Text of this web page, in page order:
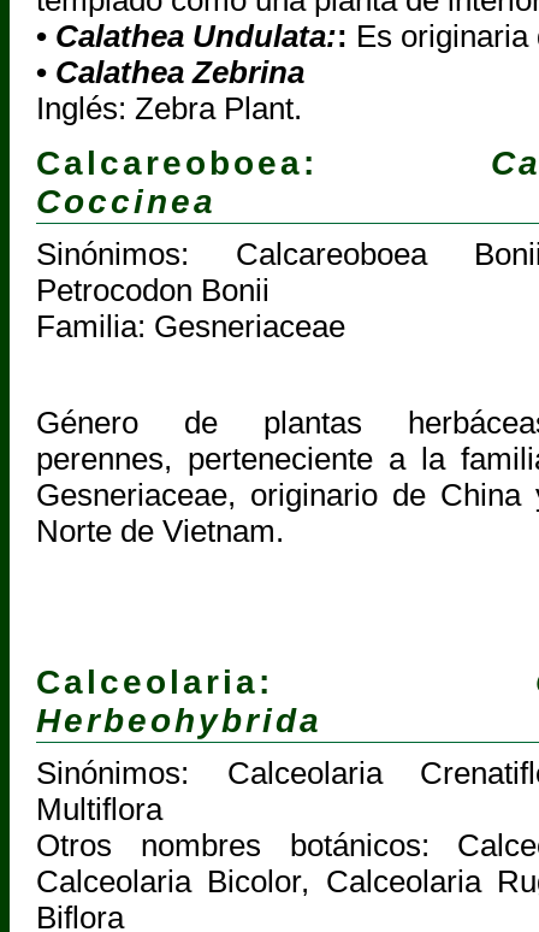
• Calathea Undulata:: Es originaria
• Calathea Zebrina
Inglés: Zebra Plant.
Calcareoboea:
Coccinea
Sinónimos: Calcareoboea
Petrocodon Bonii
Familia: Gesneriaceae
Género de plantas
perennes, perteneciente a la
Gesneriaceae, originario de China
Norte de Vietnam.
Calceolaria:
Herbeohybrida
Sinónimos: Calceolaria
Multiflora
Otros nombres botánicos:
Calceolaria Bicolor, Calceolaria
Biflora